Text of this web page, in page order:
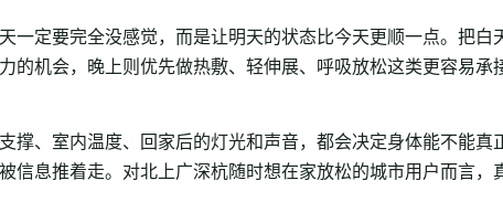
一定要完全没感觉，而是让明天的状态比今天更顺一点。把白
的机会，晚上则优先做热敷、轻伸展、呼吸放松这类更容易承
撑、室内温度、回家后的灯光和声音，都会决定身体能不能真
信息推着走。对北上广深杭随时想在家放松的城市用户而言